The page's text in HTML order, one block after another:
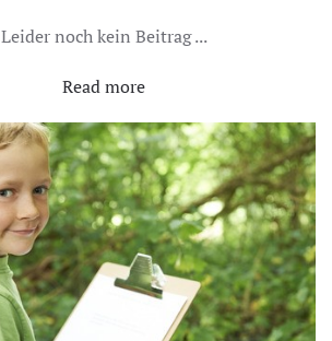
Leider noch kein Beitrag ...
Read more